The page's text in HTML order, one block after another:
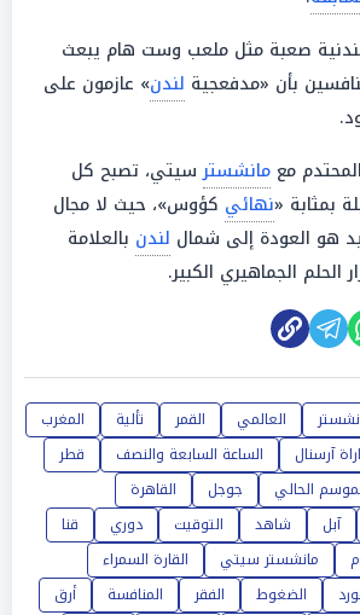
صعبة مثل ملعب وست هام يبعث
بأن «مدفعجية لندن» عازمون على
المحتدم معمانشسترسيتي، تصبح كل
بمثابة «نهائي كؤوس»، حيث لا مجال
هو العودة إلى شمال لندن بالعلامة
الحلم الجماهيري الكبير.
العالمي القمر تألية
المغرب
آرسنال الساعة السابعة والنصف
قطر
الحالي جوجل
القاهرة
آبل شاهد التوقيت دوري
قنا
مانشستر سيتي
القارة السمراء
الضغوط الفقر المنافسة
أرق